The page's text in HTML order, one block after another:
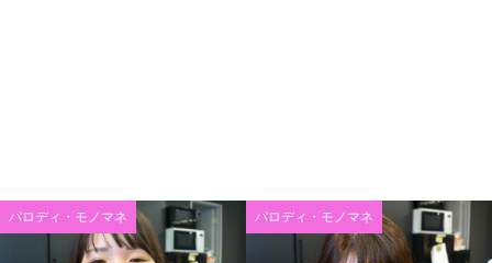
パロディ・モノマネ パロディ・モノマネ